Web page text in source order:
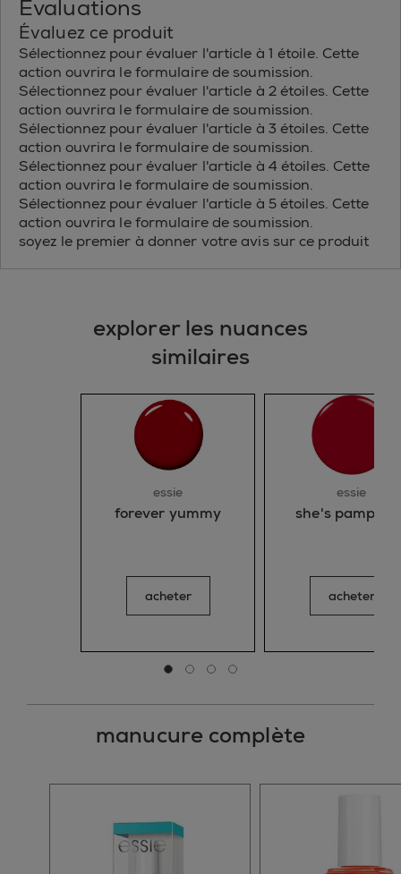
Évaluations
Évaluez ce produit
Sélectionnez pour évaluer l'article à 1 étoile. Cette
action ouvrira le formulaire de soumission.
Sélectionnez pour évaluer l'article à 2 étoiles. Cette
action ouvrira le formulaire de soumission.
Sélectionnez pour évaluer l'article à 3 étoiles. Cette
action ouvrira le formulaire de soumission.
Sélectionnez pour évaluer l'article à 4 étoiles. Cette
action ouvrira le formulaire de soumission.
Sélectionnez pour évaluer l'article à 5 étoiles. Cette
action ouvrira le formulaire de soumission.
soyez le premier à donner votre avis sur ce produit
explorer les nuances
similaires
essie
forever yummy
acheter
essie
she's
acheter
Aller à la diapositive 0
Aller à la diapositive 1
Aller à la diapositive 2
Aller à la diapositive 3
manucure complète